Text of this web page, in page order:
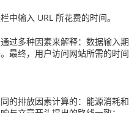
中输入 URL 所花费的时间。
过多种因素来解释：数据输入
最终，用户访问网站所需的时间
的排放因素计算的：能源消耗